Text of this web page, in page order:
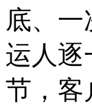
底、
运人逐
节，客